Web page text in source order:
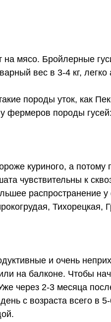
мясо. Бройлерные
вес в 3-4 кг,
породы уток, как
фермеров породы
куриного, а потому
чувствительны к
распространение
Тихорецкая,
и очень
на балконе. Чтобы
через 2-3 месяца
с возраста всего